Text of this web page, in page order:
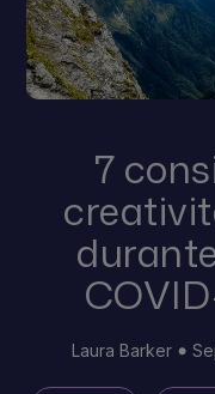
7
Laura Barker